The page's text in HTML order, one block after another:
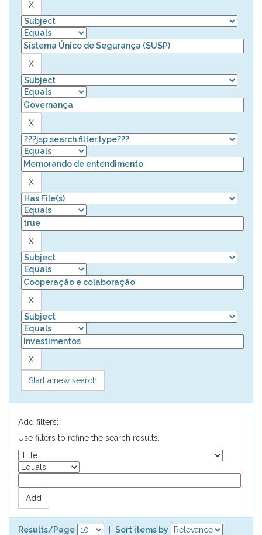
Start a new search
Add filters:
Use filters to refine the search results.
Results/Page
Sort items by